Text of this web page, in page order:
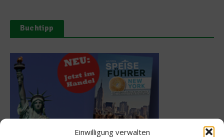
Einwilligung verwalten
Buchtipp